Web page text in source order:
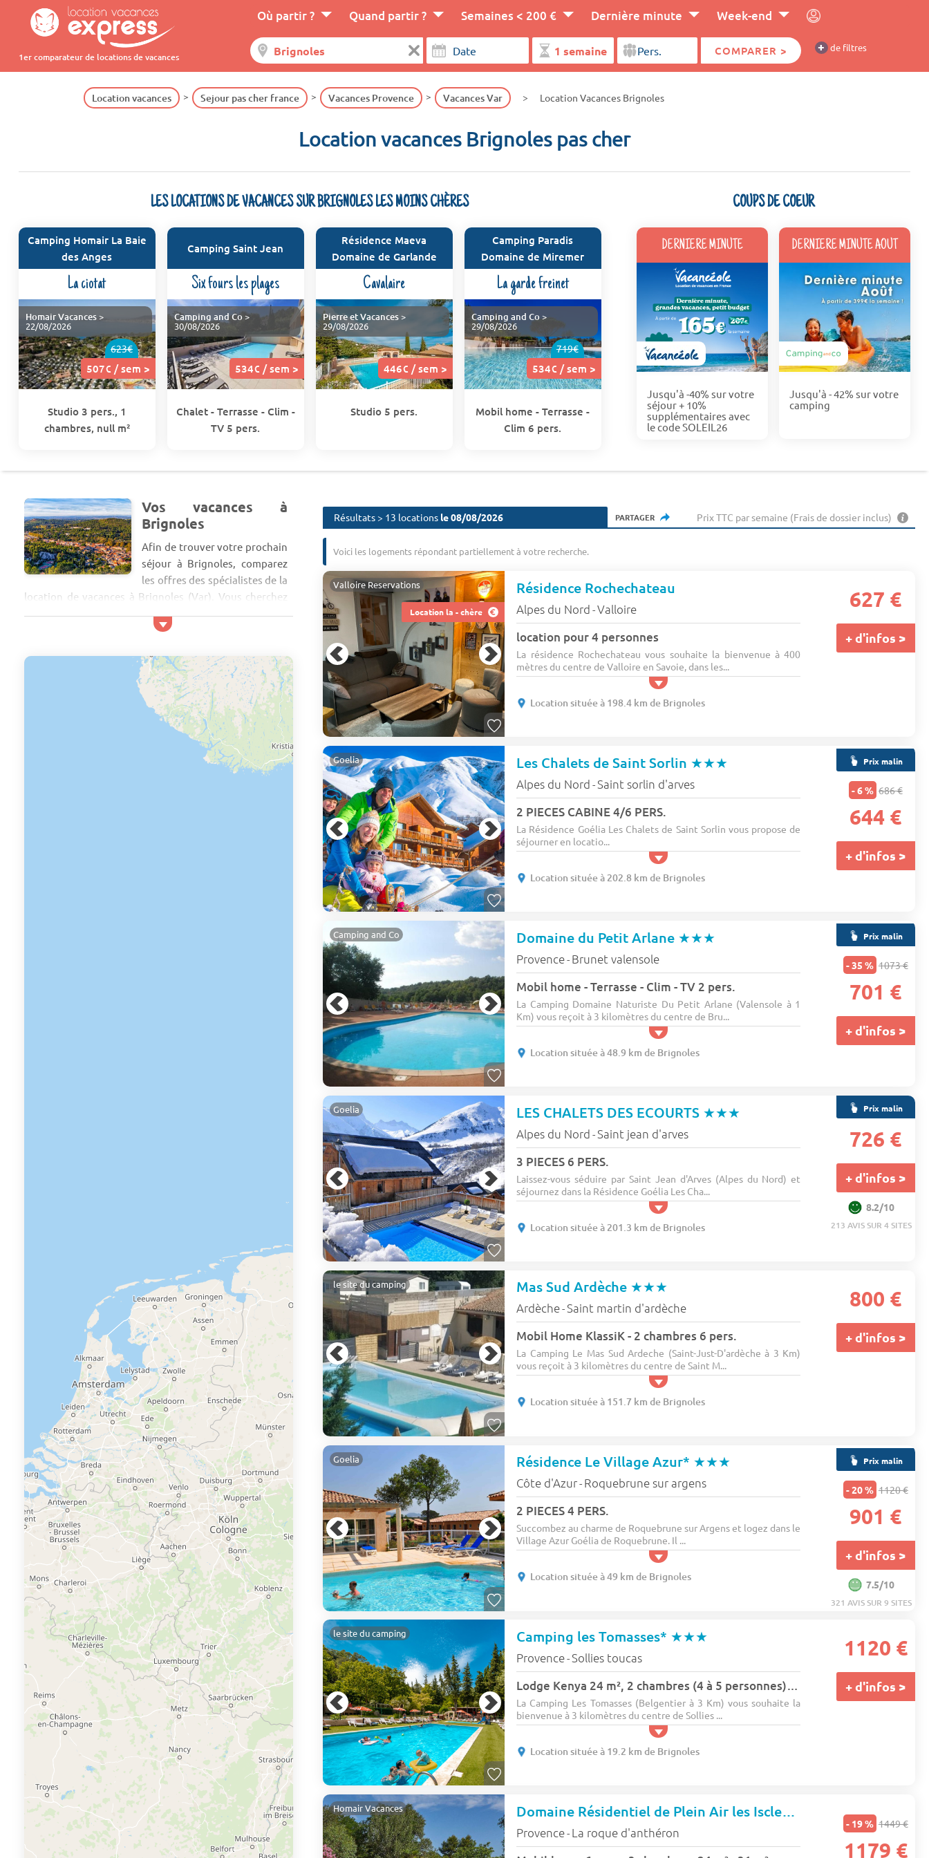
1er comparateur de locations de vacances
Où partir ? Quand partir ? Semaines < 200 € Dernière minute Week-end
COMPARER > + de filtres
Location vacances Sejour pas cher france Vacances Provence Vacances Var Location Vacances Brignoles
Location vacances Brignoles pas cher
LES LOCATIONS DE VACANCES SUR BRIGNOLES LES MOINS CHÈRES
Camping Homair La Baie
des Anges
La ciotat
623€
507€ / sem >
Homair Vacances>
22/08/2026
Studio 3 pers., 1
chambres, null m²
Camping Saint Jean
Six fours les plages
534€ / sem >
Camping and Co>
30/08/2026
Chalet - Terrasse - Clim -
TV 5 pers.
Résidence Maeva
Domaine de Garlande
Cavalaire
446€ / sem >
Pierre et Vacances>
29/08/2026
Studio 5 pers.
Camping Paradis
Domaine de Miremer
La garde freinet
719€
534€ / sem >
Camping and Co>
29/08/2026
Mobil home - Terrasse -
Clim 6 pers.
COUPS DE COEUR
DERNIERE MINUTE
Jusqu'à -40% sur votre
séjour + 10%
supplémentaires avec
le code SOLEIL26
DERNIERE MINUTE AOUT
Jusqu'à - 42% sur votre
camping
Vos vacances à
Brignoles
Afin de trouver votre prochain
séjour à Brignoles, comparez
les offres des spécialistes de la
location de vacances à Brignoles (Var). Vous cherchez
pour des vacances en famille ou entre amis un séjour
pas cher en appartement à Brignoles ? Nous vous
fonction de critères parmi des centaines d'offres de la
région Provence. Vous pourrez, avec notre moteur de
comparaison, trouver facilement le prix le p...
Résultats > 13 locations le 08/08/2026 PARTAGER Prix TTC par semaine (Frais de dossier inclus)
Voici les logements répondant partiellement à votre recherche.
Location la - chère
Valloire Reservations Résidence Rochechateau
Alpes du Nord -Valloire
location pour 4 personnes
La résidence Rochechateau vous souhaite la bienvenue à 400
mètres du centre de Valloire en Savoie, dans les...
Location située à 198.4 km de Brignoles
627 €
+ d'infos >
Goelia Les Chalets de Saint Sorlin ★★★
Alpes du Nord -Saint sorlin d'arves
2 PIECES CABINE 4/6 PERS.
La Résidence Goélia Les Chalets de Saint Sorlin vous propose de
séjourner en locatio...
Location située à 202.8 km de Brignoles
Prix malin
- 6 % 686 €
644 €
+ d'infos >
Camping and Co Domaine du Petit Arlane ★★★
Provence- Brunet valensole
Mobil home - Terrasse - Clim - TV 2 pers.
La Camping Domaine Naturiste Du Petit Arlane (Valensole à 1
Km) vous reçoit à 3 kilomètres du centre de Bru...
Location située à 48.9 km de Brignoles
Prix malin
- 35 % 1073 €
701 €
+ d'infos >
Goelia LES CHALETS DES ECOURTS ★★★
Alpes du Nord -Saint jean d'arves
3 PIECES 6 PERS.
Laissez-vous séduire par Saint Jean d'Arves (Alpes du Nord) et
séjournez dans la Résidence Goélia Les Cha...
Location située à 201.3 km de Brignoles
Prix malin
726 €
+ d'infos >
8.2/10
213 AVIS SUR 4 SITES
le site du camping Mas Sud Ardèche ★★★
Ardèche-Saint martin d'ardèche
Mobil Home KlassiK - 2 chambres 6 pers.
La Camping Le Mas Sud Ardeche (Saint-Just-D'ardèche à 3 Km)
vous reçoit à 3 kilomètres du centre de Saint M...
Location située à 151.7 km de Brignoles
800 €
+ d'infos >
Goelia Résidence Le Village Azur* ★★★
Côte d'Azur- Roquebrune sur argens
2 PIECES 4 PERS.
Succombez au charme de Roquebrune sur Argens et logez dans le
Village Azur Goélia de Roquebrune. Il ...
Location située à 49 km de Brignoles
Prix malin
- 20 % 1120 €
901 €
+ d'infos >
7.5/10
321 AVIS SUR 9 SITES
le site du camping Camping les Tomasses* ★★★
Provence-Sollies toucas
Lodge Kenya 24 m², 2 chambres (4 à 5 personnes) wifi (1 appareil) + terrasse 5 pers.
La Camping Les Tomasses (Belgentier à 3 Km) vous souhaite la
bienvenue à 3 kilomètres du centre de Sollies ...
Location située à 19.2 km de Brignoles
1120 €
+ d'infos >
Homair Vacances Domaine Résidentiel de Plein Air les Iscles★★★
Provence- La roque d'anthéron
- 19 % 1449 €
1179 €